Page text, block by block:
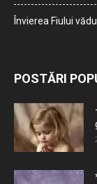
Învierea Fiului
POSTĂRI